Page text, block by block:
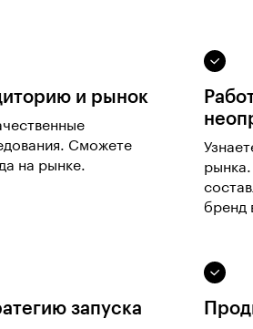
и рынок
Сможете
на рынке.
рынка.
бренд
запуска